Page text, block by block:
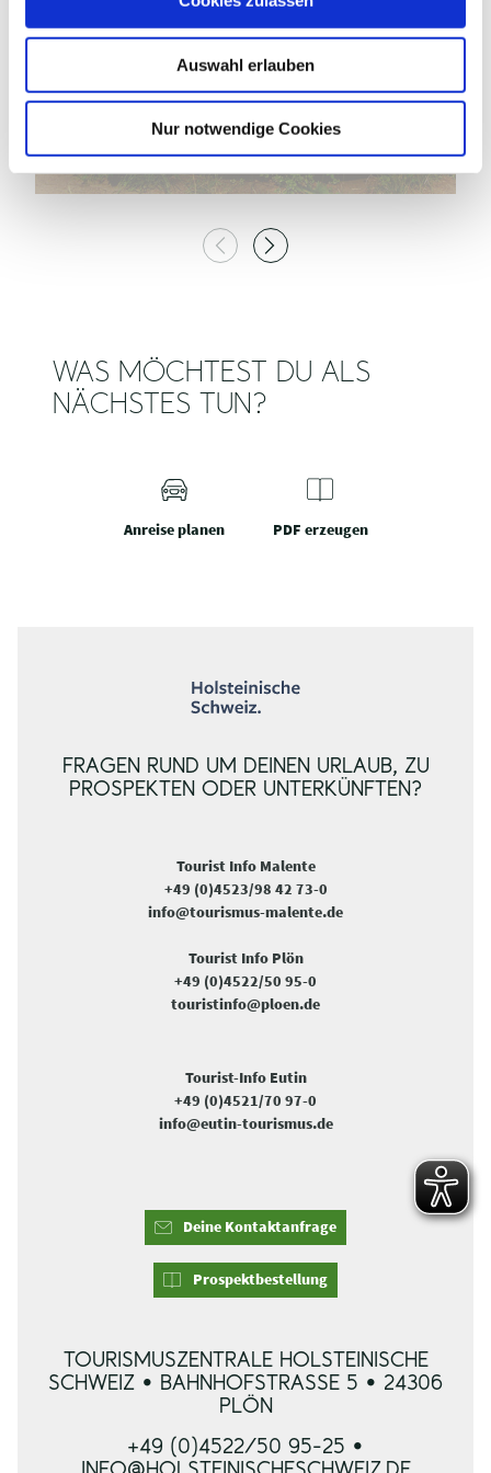
Auswahl erlauben
Nur notwendige Cookies
SPIELPLATZ BAST
©
WAS MÖCHTEST DU ALS
NÄCHSTES TUN?
Anreise planen PDF erzeugen
FRAGEN RUND UM DEINEN URLAUB, ZU
PROSPEKTEN ODER UNTERKÜNFTEN?
Tourist Info Malente
+49 (0)4523/98 42 73-0
info@tourismus-malente.de
Tourist Info Plön
+49 (0)4522/50 95-0
touristinfo@ploen.de
Tourist-Info Eutin
+49 (0)4521/70 97-0
info@eutin-tourismus.de
Deine Kontaktanfrage
Prospektbestellung
TOURISMUSZENTRALE HOLSTEINISCHE
SCHWEIZ • BAHNHOFSTRASSE 5 • 24306 P
LÖN
+49 (0)4522/50 95-25 •